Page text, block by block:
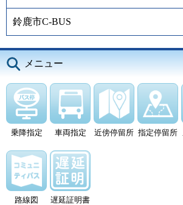
鈴鹿市C-BUS
メニュー
乗降指定 車両指定 近傍停留所 指定停留所
路線図 遅延証明書